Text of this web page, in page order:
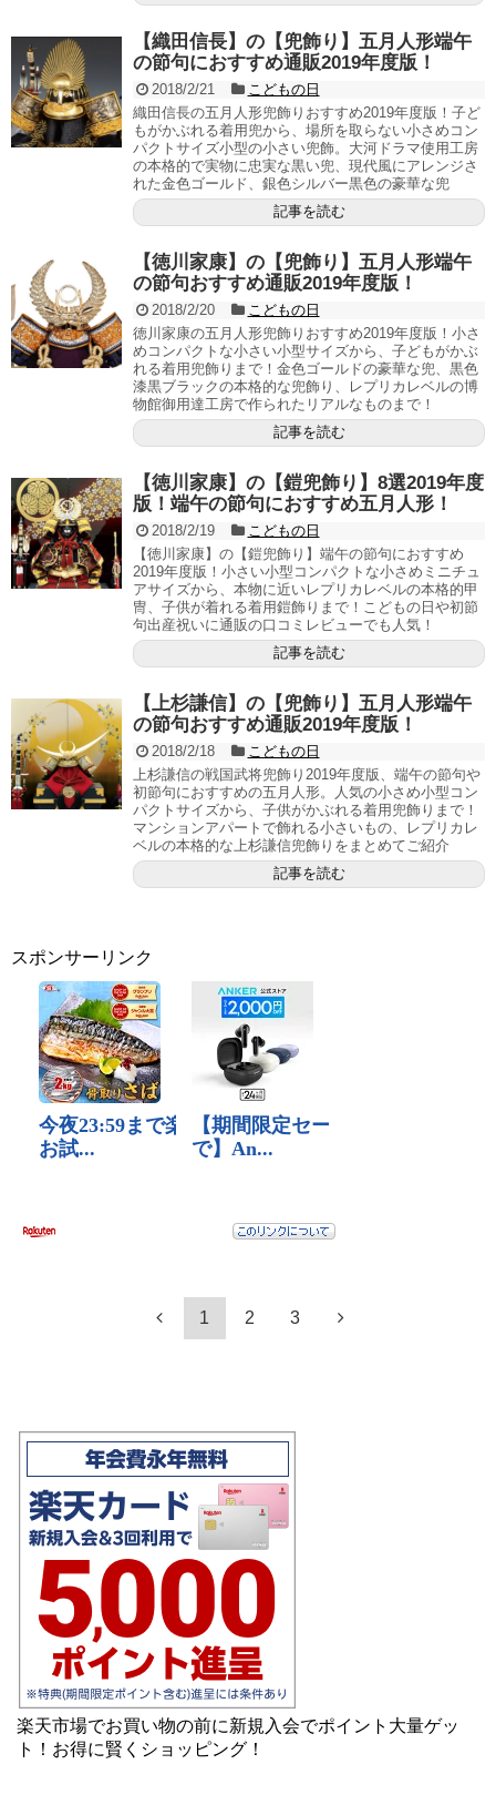
【織田信長】の【兜飾り】五月人形端午
の節句におすすめ通販2019年度版！
2018/2/21
こどもの日
織田信長の五月人形兜飾りおすすめ2019年度版！子ど
もがかぶれる着用兜から、場所を取らない小さめコン
パクトサイズ小型の小さい兜飾。大河ドラマ使用工房
の本格的で実物に忠実な黒い兜、現代風にアレンジさ
れた金色ゴールド、銀色シルバー黒色の豪華な兜
記事を読む
【徳川家康】の【兜飾り】五月人形端午
の節句おすすめ通販2019年度版！
2018/2/20
こどもの日
徳川家康の五月人形兜飾りおすすめ2019年度版！小さ
めコンパクトな小さい小型サイズから、子どもがかぶ
れる着用兜飾りまで！金色ゴールドの豪華な兜、黒色
漆黒ブラックの本格的な兜飾り、レプリカレベルの博
物館御用達工房で作られたリアルなものまで！
記事を読む
【徳川家康】の【鎧兜飾り】8選2019年度
版！端午の節句におすすめ五月人形！
2018/2/19
こどもの日
【徳川家康】の【鎧兜飾り】端午の節句におすすめ
2019年度版！小さい小型コンパクトな小さめミニチュ
アサイズから、本物に近いレプリカレベルの本格的甲
冑、子供が着れる着用鎧飾りまで！こどもの日や初節
句出産祝いに通販の口コミレビューでも人気！
記事を読む
【上杉謙信】の【兜飾り】五月人形端午
の節句おすすめ通販2019年度版！
2018/2/18
こどもの日
上杉謙信の戦国武将兜飾り2019年度版、端午の節句や
初節句におすすめの五月人形。人気の小さめ小型コン
パクトサイズから、子供がかぶれる着用兜飾りまで！
マンションアパートで飾れる小さいもの、レプリカレ
ベルの本格的な上杉謙信兜飾りをまとめてご紹介
記事を読む
スポンサーリンク
1 2 3
楽天市場でお買い物の前に新規入会でポイント大量ゲッ
ト！お得に賢くショッピング！